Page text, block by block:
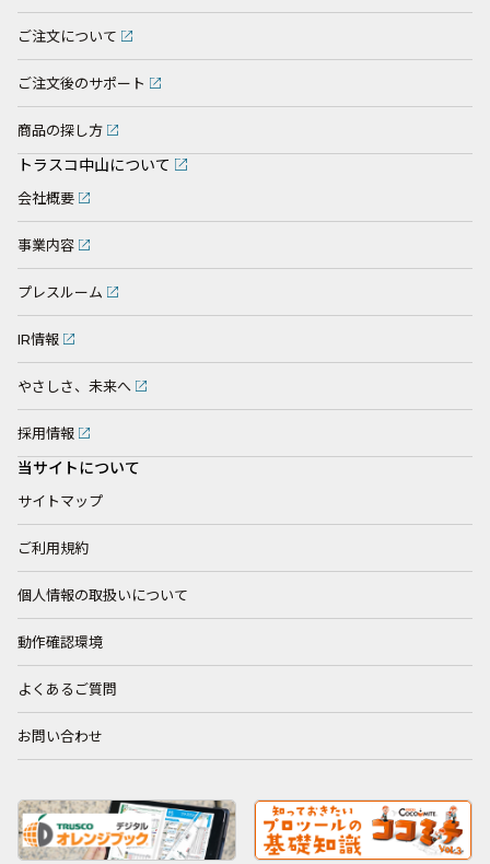
ご注文について
ご注文後のサポート
商品の探し方
トラスコ中山について
会社概要
事業内容
プレスルーム
IR情報
やさしさ、未来へ
採用情報
当サイトについて
サイトマップ
ご利用規約
個人情報の取扱いについて
動作確認環境
よくあるご質問
お問い合わせ